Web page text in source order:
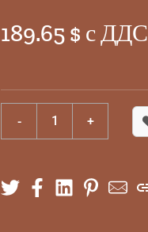
189.65 $ с ДДС